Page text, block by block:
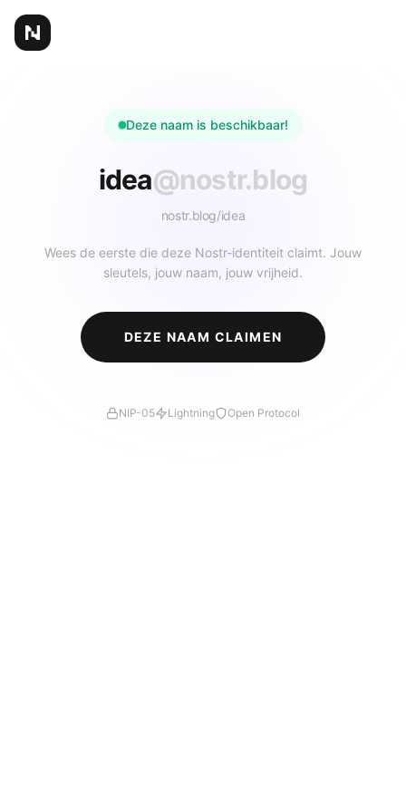
Deze naam is beschikbaar!
idea@nostr.blog
nostr.blog/idea
Wees de eerste die deze Nostr-identiteit claimt. Jouw
sleutels, jouw naam, jouw vrijheid.
DEZE NAAM CLAIMEN
NIP-05 Lightning Open Protocol